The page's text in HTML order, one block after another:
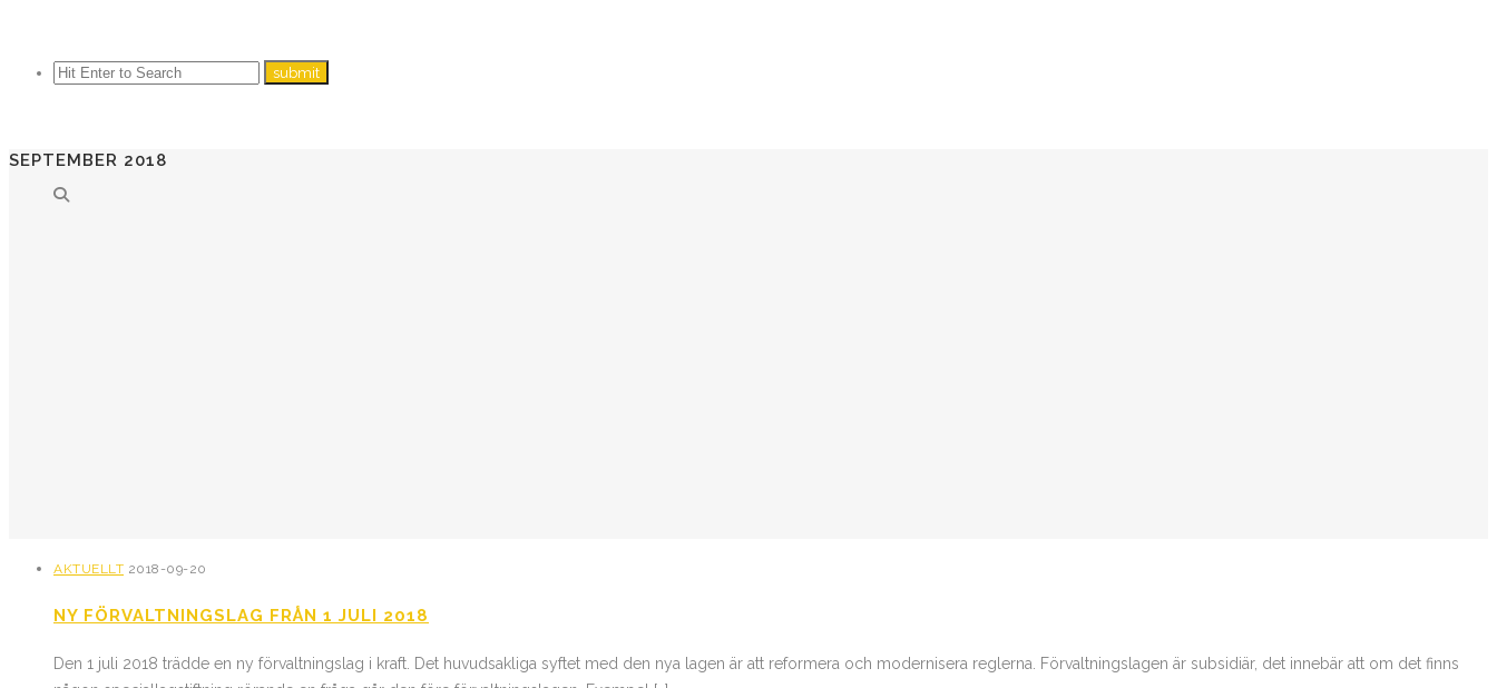
SEPTEMBER 2018
AKTUELLT 2018-09-20
NY FÖRVALTNINGSLAG FRÅN 1 JULI 2018
Den 1 juli 2018 trädde en ny förvaltningslag i kraft. Det huvudsakliga syftet med den nya lagen är att reformera och modernisera reglerna. Förvaltningslagen är subsidiär, det innebär att om det finns